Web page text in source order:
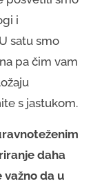
i
satu smo
pa čim vam
s jastukom.
daha
važno da u